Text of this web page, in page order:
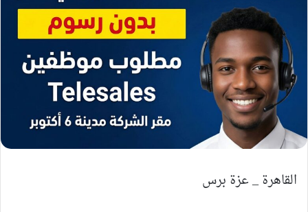
القاهرة _ عزة برس